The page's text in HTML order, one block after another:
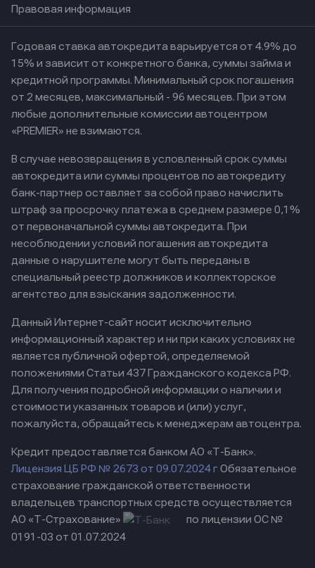
Правовая информация
Годовая ставка автокредита варьируется от 4.9% до
15% и зависит от конкретного банка, суммы займа и
кредитной программы. Минимальный срок погашения
от 2 месяцев, максимальный - 96 месяцев. При этом
любые дополнительные комиссии автоцентром
«PREMIER» не взимаются.
В случае невозвращения в условленный срок суммы
автокредита или суммы процентов по автокредиту
банк-партнер оставляет за собой право начислить
штраф за просрочку платежа в среднем размере 0,1%
от первоначальной суммы автокредита. При
несоблюдении условий погашения автокредита
данные о нарушителе могут быть переданы в
специальный реестр должников и коллекторское
агентство для взыскания задолженности.
Данный Интернет-сайт носит исключительно
информационный характер и ни при каких условиях не
является публичной офертой, определяемой
положениями Статьи 437 Гражданского кодекса РФ.
Для получения подробной информации о наличии и
стоимости указанных товаров и (или) услуг,
пожалуйста, обращайтесь к менеджерам автоцентра.
Кредит предоставляется банком АО «Т-Банк».
Лицензия ЦБ РФ № 2673 от 09.07.2024 гОбязательное
страхование гражданской ответственности
владельцев транспортных средств осуществляется
АО «Т-Страхование»
по лицензии ОС №
0191-03 от 01.07.2024